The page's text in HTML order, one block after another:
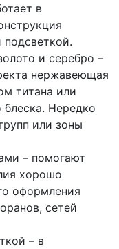
в
и серебро –
нержавеющая
титана или
блеска. Нередко
или зоны
– помогают
хорошо
оформления
сетей
– в